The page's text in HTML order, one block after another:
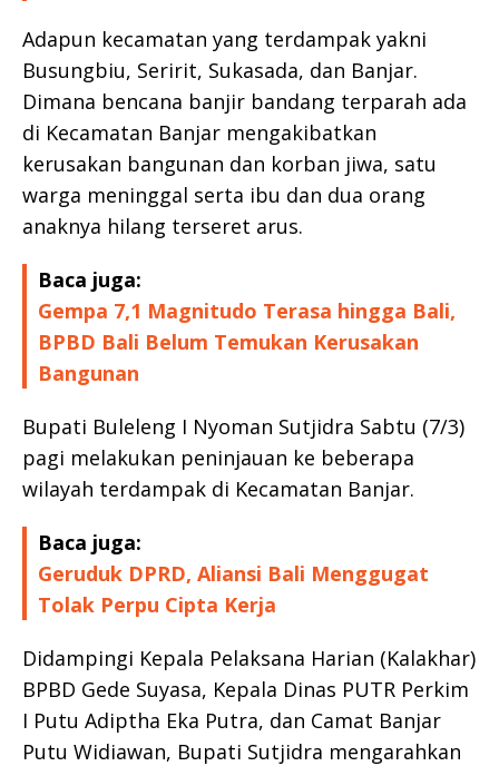
Adapun kecamatan yang terdampak yakni
Busungbiu, Seririt, Sukasada, dan Banjar.
Dimana bencana banjir bandang terparah ada
di Kecamatan Banjar mengakibatkan
kerusakan bangunan dan korban jiwa, satu
warga meninggal serta ibu dan dua orang
anaknya hilang terseret arus.
Baca juga:
Gempa 7,1 Magnitudo Terasa hingga Bali,
BPBD Bali Belum Temukan Kerusakan
Bangunan
Bupati Buleleng I Nyoman Sutjidra Sabtu (7/3)
pagi melakukan peninjauan ke beberapa
wilayah terdampak di Kecamatan Banjar.
Baca juga:
Geruduk DPRD, Aliansi Bali Menggugat
Tolak Perpu Cipta Kerja
Didampingi Kepala Pelaksana Harian (Kalakhar)
BPBD Gede Suyasa, Kepala Dinas PUTR Perkim
I Putu Adiptha Eka Putra, dan Camat Banjar
Putu Widiawan, Bupati Sutjidra mengarahkan